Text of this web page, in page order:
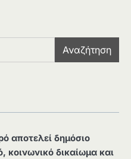
Αναζήτηση
αποτελεί δημόσιο
κοινωνικό δικαίωμα και